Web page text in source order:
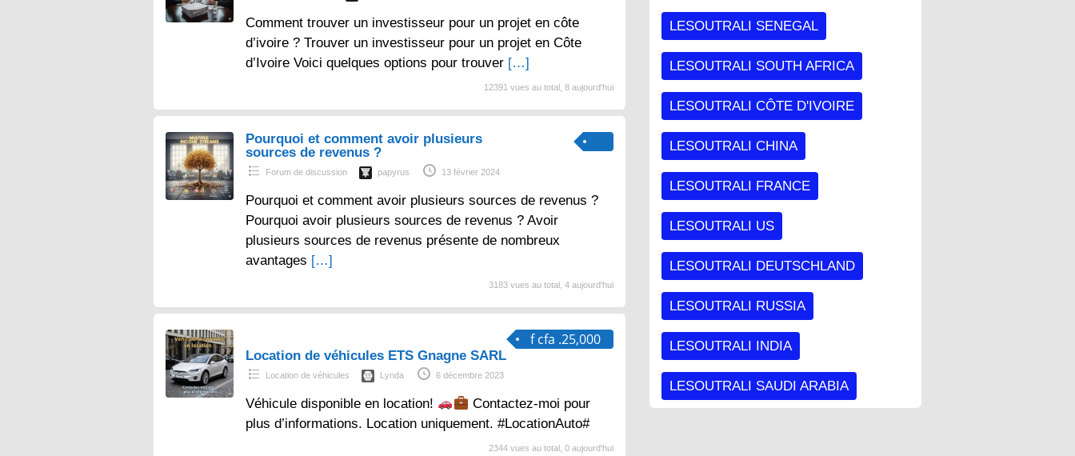
Comment trouver un investisseur pour un projet en côte
d’ivoire ? Trouver un investisseur pour un projet en Côte
d’Ivoire Voici quelques options pour trouver […]
12391 vues au total, 8 aujourd'hui
Pourquoi et comment avoir plusieurs
sources de revenus ?
Forum de discussion papyrus 13 février 2024
Pourquoi et comment avoir plusieurs sources de revenus ?
Pourquoi avoir plusieurs sources de revenus ? Avoir
plusieurs sources de revenus présente de nombreux
avantages […]
3183 vues au total, 4 aujourd'hui
f cfa .25,000
Location de véhicules ETS Gnagne SARL
Location de véhicules Lynda 6 décembre 2023
Véhicule disponible en location!
Contactez-moi pour
plus d’informations. Location uniquement. #LocationAuto#
2344 vues au total, 0 aujourd'hui
LESOUTRALI SENEGAL
LESOUTRALI SOUTH AFRICA
LESOUTRALI CÔTE D'IVOIRE
LESOUTRALI CHINA
LESOUTRALI FRANCE
LESOUTRALI US
LESOUTRALI DEUTSCHLAND
LESOUTRALI RUSSIA
LESOUTRALI INDIA
LESOUTRALI SAUDI ARABIA